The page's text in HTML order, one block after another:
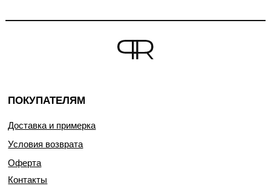
ПОКУПАТЕЛЯМ
Доставка и примерка
Условия возврата
Оферта
Контакты